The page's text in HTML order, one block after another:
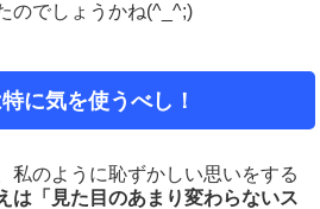
のでしょうかね(^_^;)
に気を使うべし！
私のように恥ずかしい思いをする
は「見た目のあまり変わらないス